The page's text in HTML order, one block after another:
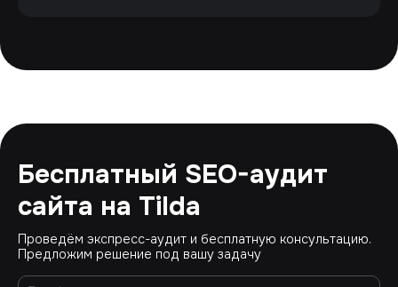
Бесплатный SEO-аудит
сайта на Tilda
Проведём экспресс-аудит и бесплатную консультацию.
Предложим решение под вашу задачу